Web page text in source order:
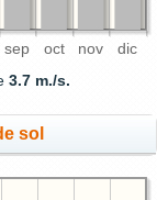
sep oct nov dic
3.7 m./s.
sol